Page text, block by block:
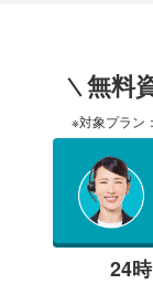
無料
※対象プラン
24